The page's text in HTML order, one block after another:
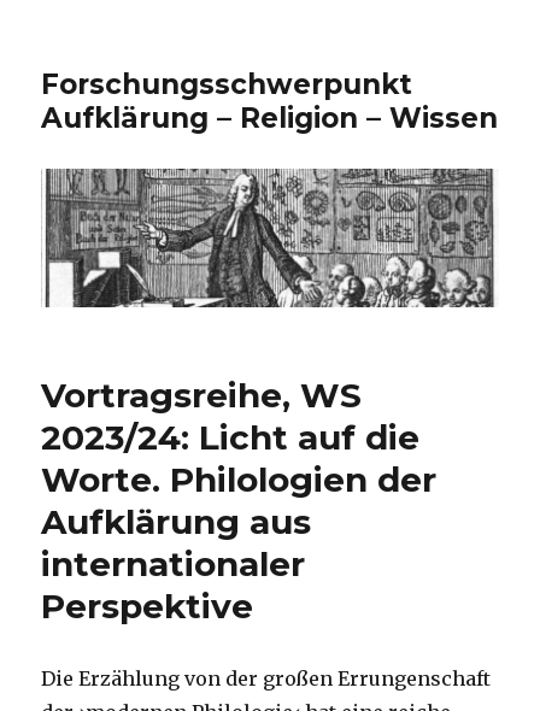
Forschungsschwerpunkt
Aufklärung – Religion – Wissen
Vortragsreihe, WS
2023/24: Licht auf die
Worte. Philologien der
Aufklärung aus
internationaler
Perspektive
Die Erzählung von der großen Errungenschaft